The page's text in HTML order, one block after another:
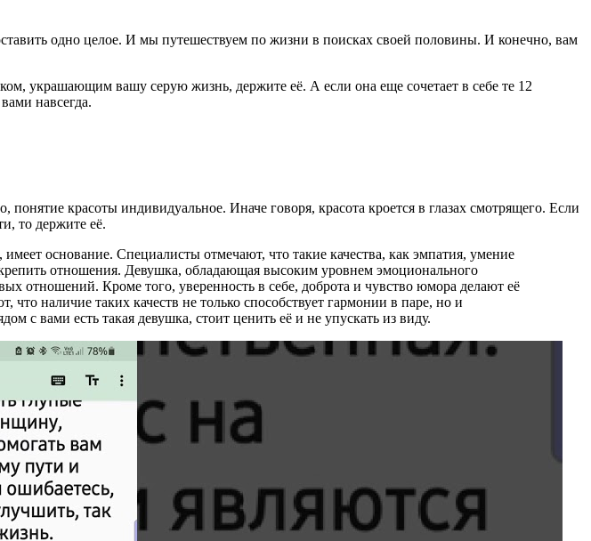
одно целое. И мы путешествуем по жизни в поисках своей половины. И конечно, вам
украшающим вашу серую жизнь, держите её. А если она еще сочетает в себе те 12
навсегда.
красоты индивидуальное. Иначе говоря, красота кроется в глазах смотрящего. Если
то держите её.
основание. Специалисты отмечают, что такие качества, как эмпатия, умение
отношения. Девушка, обладающая высоким уровнем эмоционального
отношений. Кроме того, уверенность в себе, доброта и чувство юмора делают её
наличие таких качеств не только способствует гармонии в паре, но и
с вами есть такая девушка, стоит ценить её и не упускать из виду.